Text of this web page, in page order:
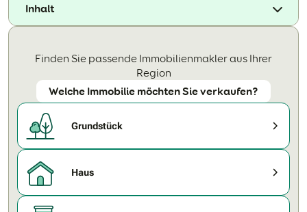
Inhalt
Finden Sie passende Immobilienmakler aus Ihrer
Region
Welche Immobilie möchten Sie verkaufen?
Grundstück
Haus